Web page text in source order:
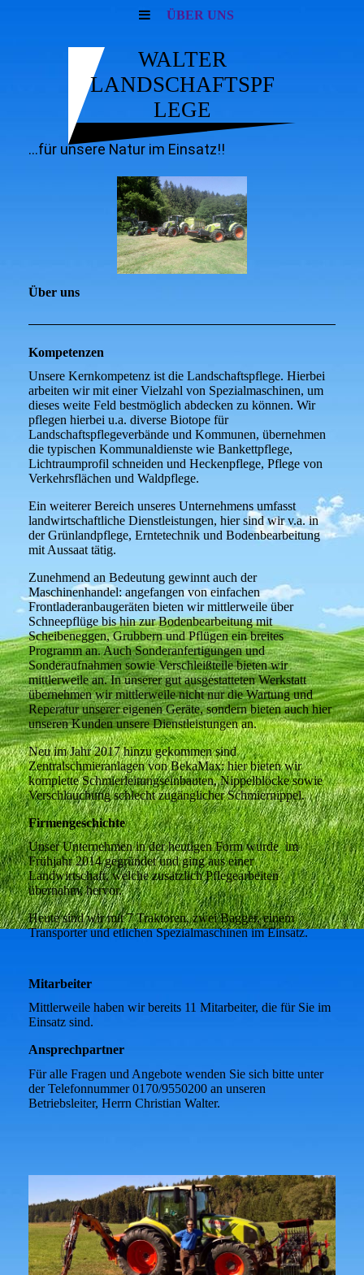
ÜBER UNS
WALTER
LANDSCHAFTSPF
LEGE
...für unsere Natur im Einsatz!!
Über uns
Kompetenzen
Unsere Kernkompetenz ist die Landschaftspflege. Hierbei
arbeiten wir mit einer Vielzahl von Spezialmaschinen, um
dieses weite Feld bestmöglich abdecken zu können. Wir
pflegen hierbei u.a. diverse Biotope für
Landschaftspflegeverbände und Kommunen, übernehmen
die typischen Kommunaldienste wie Bankettpflege,
Lichtraumprofil schneiden und Heckenpflege, Pflege von
Verkehrsflächen und Waldpflege.
Ein weiterer Bereich unseres Unternehmens umfasst
landwirtschaftliche Dienstleistungen, hier sind wir v.a. in
der Grünlandpflege, Erntetechnik und Bodenbearbeitung
mit Aussaat tätig.
Zunehmend an Bedeutung gewinnt auch der
Maschinenhandel: angefangen von einfachen
Frontladeranbaugeräten bieten wir mittlerweile über
Schneepflüge bis hin zur Bodenbearbeitung mit
Scheibeneggen, Grubbern und Pflügen ein breites
Programm an. Auch Sonderanfertigungen und
Sonderaufnahmen sowie Verschleißteile bieten wir
mittlerweile an. In unserer gut ausgestatteten Werkstatt
übernehmen wir mittlerweile nicht nur die Wartung und
Reperatur unserer eigenen Geräte, sondern bieten auch hier
unseren Kunden unsere Dienstleistungen an.
Neu im Jahr 2017 hinzu gekommen sind
Zentralschmieranlagen von BekaMax: hier bieten wir
komplette Schmierleitungseinbauten, Nippelblöcke sowie
Verschlauchung schlecht zugänglicher Schmiernippel.
Firmengeschichte
Unser Unternehmen in der heutigen Form wurde im
Frühjahr 2014 gegründet und ging aus einer
Landwirtschaft, welche zusätzlich Pflegearbeiten
übernahm, hervor.
Heute sind wir mit 7 Traktoren, zwei Bagger, einem
Transporter und etlichen Spezialmaschinen im Einsatz.
Mitarbeiter
Mittlerweile haben wir bereits 11 Mitarbeiter, die für Sie im
Einsatz sind.
Ansprechpartner
Für alle Fragen und Angebote wenden Sie sich bitte unter
der Telefonnummer 0170/9550200 an unseren
Betriebsleiter, Herrn Christian Walter.